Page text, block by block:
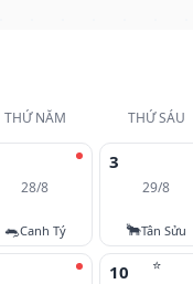
THỨ NĂM THỨ SÁU
28/8
🐀Canh Tý
3
29/8
🐂Tân Sửu
⭐
10